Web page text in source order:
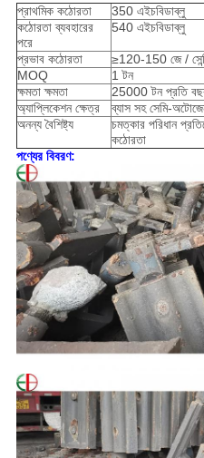
প্রাথমিক কঠোরতা
350 এইচবিডাব্লু
কঠোরতা ব্যবহারের
পরে
540 এইচবিডাব্লু
প্রভাব কঠোরতা
≥120-150 জে /
MOQ
1 টন
ক্ষমতা ক্ষমতা
25000 টন প্রতি
অ্যাপ্লিকেশন ক্ষেত্র
ব্যাস সহ সেমি-
অনন্য বৈশিষ্ট্য
চমত্কার পরিধান
কঠোরতা
পণ্যের বিবরণ: